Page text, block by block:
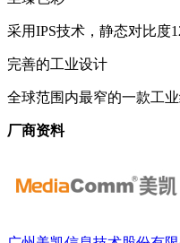
采用IPS技术，静态对比度
完善的工业设计
全球范围内最窄的一款工
厂商资料